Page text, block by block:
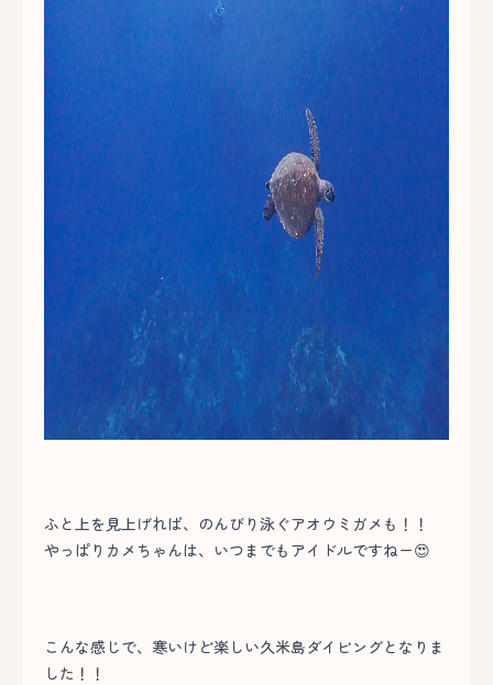
ふと上を見上げれば、のんびり泳ぐアオウミガメも！！
やっぱりカメちゃんは、いつまでもアイドルですねー😍
こんな感じで、寒いけど楽しい久米島ダイビングとなりま
した！！